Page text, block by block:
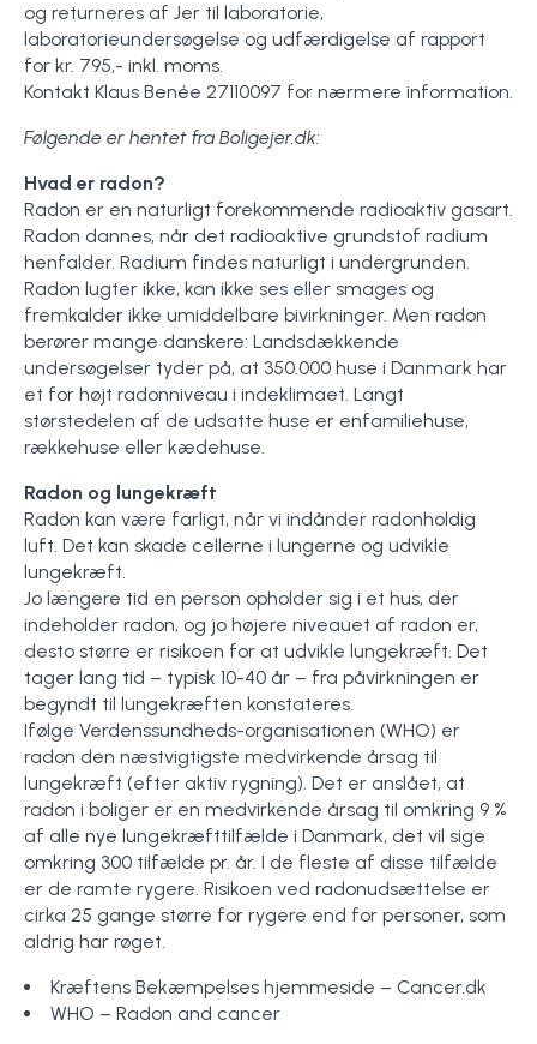
og returneres af Jer til laboratorie,
laboratorieundersøgelse og udfærdigelse af rapport
for kr. 795,- inkl. moms.
Kontakt Klaus Benée 27110097 for nærmere information.
Følgende er hentet fra Boligejer.dk:
Hvad er radon?
Radon er en naturligt forekommende radioaktiv gasart.
Radon dannes, når det radioaktive grundstof radium
henfalder. Radium findes naturligt i undergrunden.
Radon lugter ikke, kan ikke ses eller smages og
fremkalder ikke umiddelbare bivirkninger. Men radon
berører mange danskere: Landsdækkende
undersøgelser tyder på, at 350.000 huse i Danmark har
et for højt radonniveau i indeklimaet. Langt
størstedelen af de udsatte huse er enfamiliehuse,
rækkehuse eller kædehuse.
Radon og lungekræft
Radon kan være farligt, når vi indånder radonholdig
luft. Det kan skade cellerne i lungerne og udvikle
lungekræft.
Jo længere tid en person opholder sig i et hus, der
indeholder radon, og jo højere niveauet af radon er,
desto større er risikoen for at udvikle lungekræft. Det
tager lang tid – typisk 10-40 år – fra påvirkningen er
begyndt til lungekræften konstateres.
Ifølge Verdenssundheds-organisationen (WHO) er
radon den næstvigtigste medvirkende årsag til
lungekræft (efter aktiv rygning). Det er anslået, at
radon i boliger er en medvirkende årsag til omkring 9 %
af alle nye lungekræfttilfælde i Danmark, det vil sige
omkring 300 tilfælde pr. år. I de fleste af disse tilfælde
er de ramte rygere. Risikoen ved radonudsættelse er
cirka 25 gange større for rygere end for personer, som
aldrig har røget.
Kræftens Bekæmpelses hjemmeside – Cancer.dk
WHO – Radon and cancer